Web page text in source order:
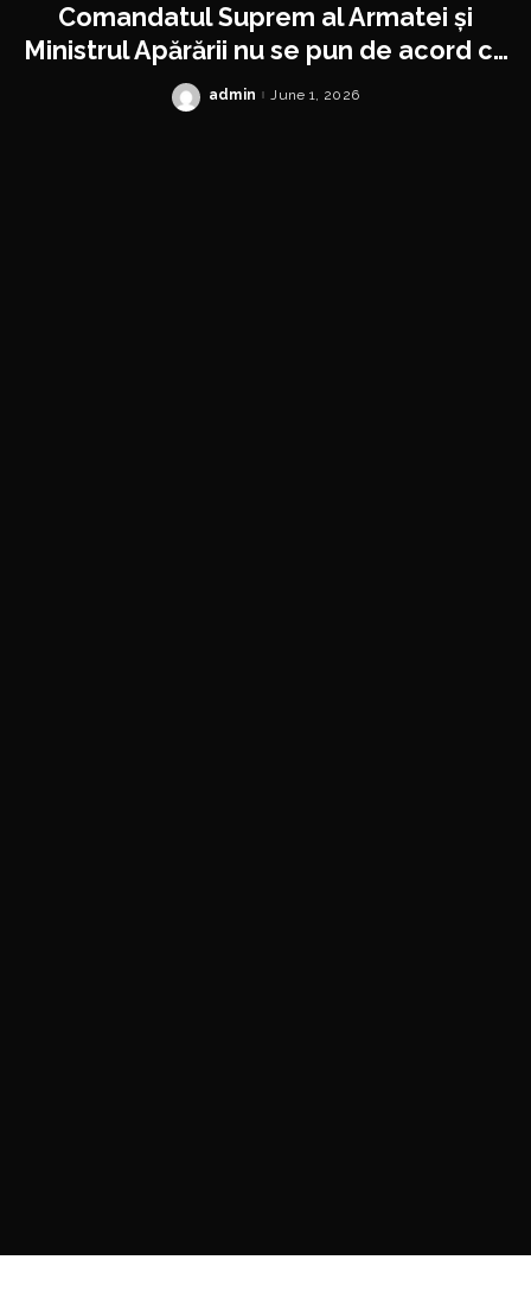
Comandatul Suprem al Armatei și
Ministrul Apărării nu se pun de acord cu
privire la traiectoria dronei de la Galați.
Una susține Nicușor Dan, alta Radu
Posted
admin June 1, 2026